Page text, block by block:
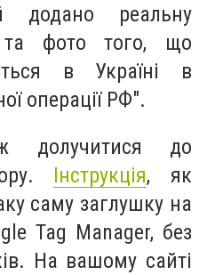
реальну
та фото того, що
в Україні в
операції РФ".
долучитися до
Інструкція, як
саму заглушку на
Tag Manager, без
На вашому сайті